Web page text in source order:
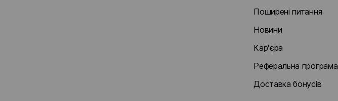
Поширені питання
Новини
Кар'єра
Реферальна програма
Доставка бонусів